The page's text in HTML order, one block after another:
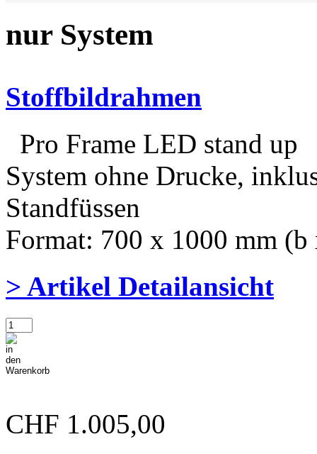
nur System
Stoffbildrahmen
Pro Frame LED stand up
System ohne Drucke,
Standfüssen
Format: 700 x 1000 mm
> Artikel Detailansicht
CHF 1.005,00